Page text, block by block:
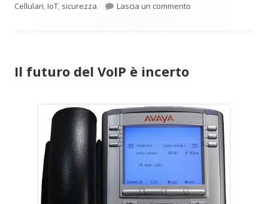
Cellulari,IoT, sicurezza Lascia un commento
Il futuro del VoIP è incerto